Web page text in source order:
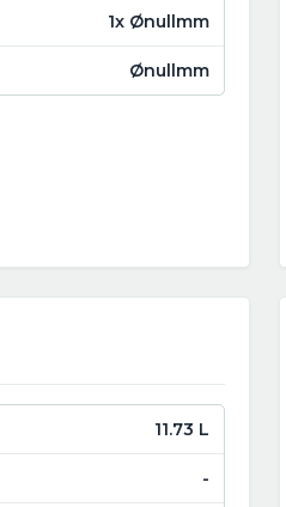
1x Ønullmm
Ønullmm
11.73 L
-